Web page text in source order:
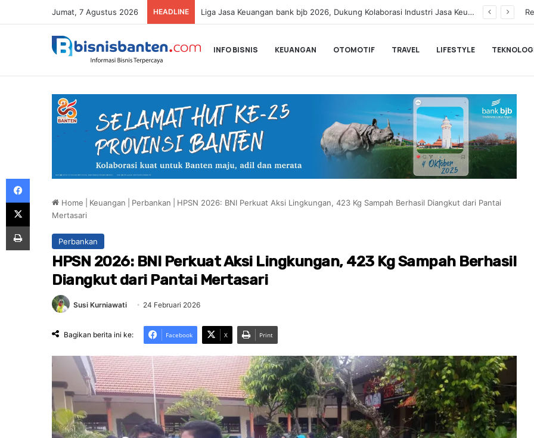
Jumat, 7 Agustus 2026 HEADLINE Dinilai Masih Rendah Saat MTQ, Puluhan Kafilah Kaligrafi Dibekali ke Lemka Sukabumi
INFO BISNIS KEUANGAN OTOMOTIF TRAVEL LIFESTYLE
Home Keuangan Perbankan
HPSN 2026: BNI Perkuat Aksi Lingkungan, 423 Kg Sampah Berhasil Diangkut dari Pantai
Mertasari
Perbankan
HPSN 2026: BNI Perkuat Aksi Lingkungan, 423 Kg Sampah Berhasil
Diangkut dari Pantai Mertasari
Susi Kurniawati 24 Februari 2026
Bagikan berita ini ke: Facebook X Print
Facebook